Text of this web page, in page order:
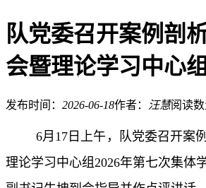
队党委召开案例剖
会暨理论学习中心
发布时间： 2026-06-18作者： 汪慧阅读数
6月17日上午，队党委召开案
理论学习中心组2026年第七次集体